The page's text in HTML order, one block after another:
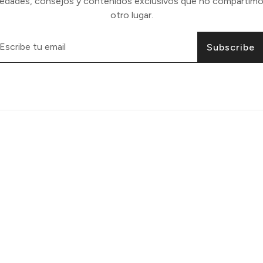
otro lugar.
Subscribe